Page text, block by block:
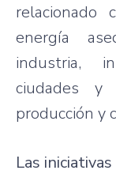
energía
industria,
ciudades y
producción y
Las iniciativas